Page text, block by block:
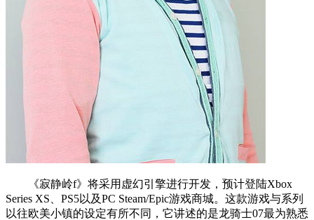
《寂静岭f》将采用虚幻引擎进行开发，预计登陆Xbox
Series XS、PS5以及PC Steam/Epic游戏商城。这款游戏与系列
以往欧美小镇的设定有所不同，它讲述的是龙骑士07最为熟悉